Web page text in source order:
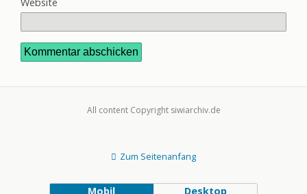
Website
All content Copyright siwiarchiv.de
Zum Seitenanfang
Mobil Desktop